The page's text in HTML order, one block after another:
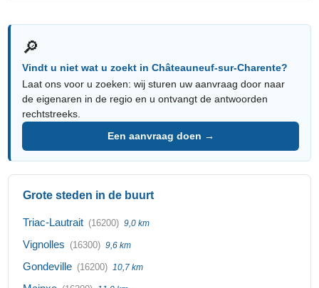
🔎
Vindt u niet wat u zoekt in Châteauneuf-sur-Charente?
Laat ons voor u zoeken: wij sturen uw aanvraag door naar
de eigenaren in de regio en u ontvangt de antwoorden
rechtstreeks.
Een aanvraag doen →
Grote steden in de buurt
Triac-Lautrait (16200) 9,0 km
Vignolles (16300) 9,6 km
Gondeville (16200) 10,7 km